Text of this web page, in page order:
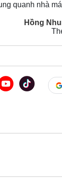
quanh nhà
Hồng